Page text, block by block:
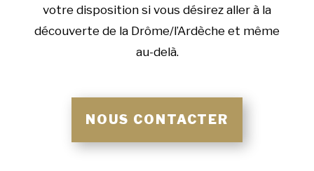
votre disposition si vous désirez aller à la
découverte de la Drôme/l’Ardèche et même
au-delà.
NOUS CONTACTER